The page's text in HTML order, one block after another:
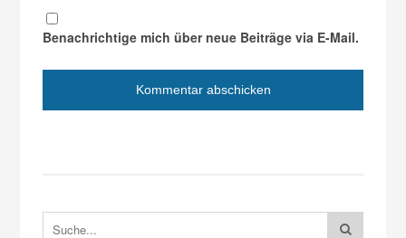
Benachrichtige mich über neue Beiträge via E-Mail.